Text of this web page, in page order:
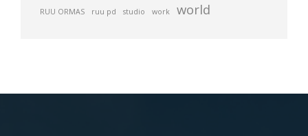
RUU ORMAS ruu pd studio work world